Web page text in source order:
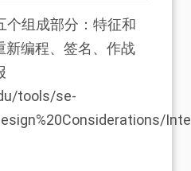
个组成部分：特征和
新编程、签名、作战
tools/se-